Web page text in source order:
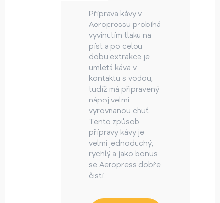
Příprava kávy v
Aeropressu probíhá
vyvinutím tlaku na
píst a po celou
dobu extrakce je
umletá káva v
kontaktu s vodou,
tudíž má připravený
nápoj velmi
vyrovnanou chuť.
Tento způsob
přípravy kávy je
velmi jednoduchý,
rychlý a jako bonus
se Aeropress dobře
čistí.